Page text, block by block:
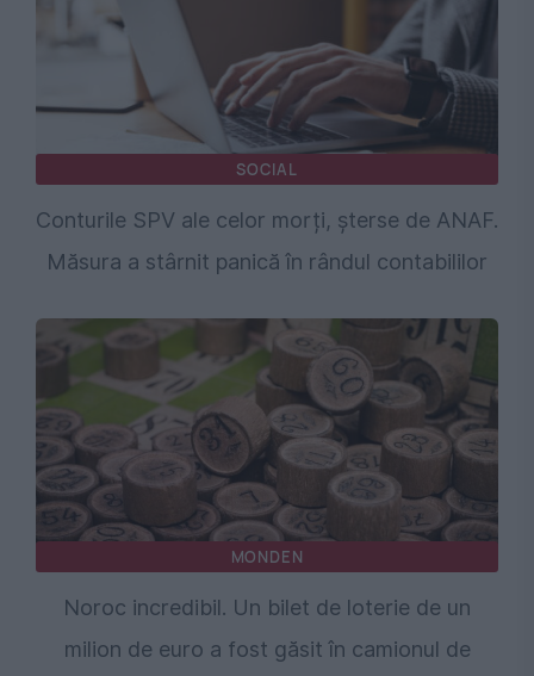
SOCIAL
Conturile SPV ale celor morți, șterse de ANAF.
Măsura a stârnit panică în rândul contabililor
MONDEN
Noroc incredibil. Un bilet de loterie de un
milion de euro a fost găsit în camionul de